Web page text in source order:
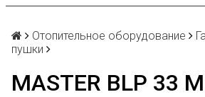
Отопительное оборудование
пушки
MASTER BLP 33 M